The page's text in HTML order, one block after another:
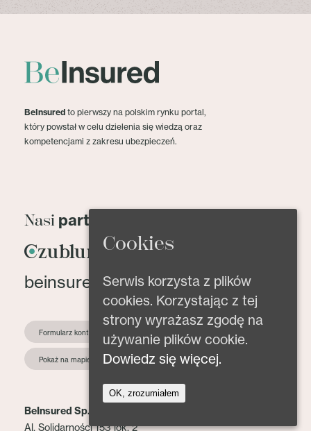
BeInsured to pierwszy na polskim rynku portal,
który powstał w celu dzielenia się wiedzą oraz
kompetencjami z zakresu ubezpieczeń.
Nasi partnerzy
beinsured@beinsured.pl
Formularz kontaktowy
Pokaż na mapie
BeInsured Sp. z o.o.
Al. Solidarności 153 lok. 2
Cookies
Serwis korzysta z plików
cookies. Korzystając z tej
strony wyrażasz zgodę na
używanie plików cookie.
Dowiedz się więcej.
OK, zrozumiałem